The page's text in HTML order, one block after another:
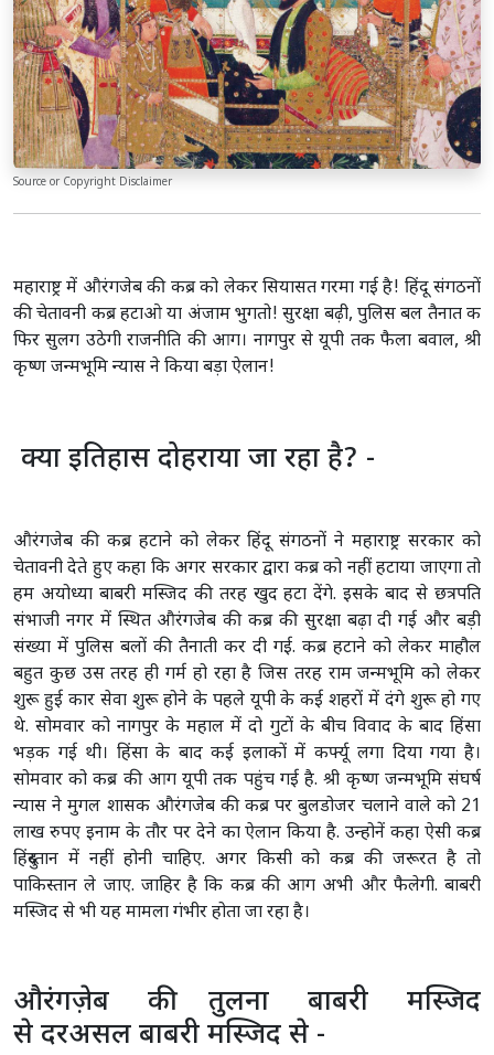
Source or Copyright Disclaimer
महाराष्ट्र में औरंगजेब की कब्र को लेकर सियासत गरमा गई है! हिंदू संगठनों
की चेतावनी कब्र हटाओ या अंजाम भुगतो! सुरक्षा बढ़ी, पुलिस बल तैनात क
फिर सुलग उठेगी राजनीति की आग। नागपुर से यूपी तक फैला बवाल, श्री
कृष्ण जन्मभूमि न्यास ने किया बड़ा ऐलान!
क्या इतिहास दोहराया जा रहा है? -
औरंगजेब की कब्र हटाने को लेकर हिंदू संगठनों ने महाराष्ट्र सरकार को
चेतावनी देते हुए कहा कि अगर सरकार द्वारा कब्र को नहीं हटाया जाएगा तो
हम अयोध्या बाबरी मस्जिद की तरह खुद हटा देंगे. इसके बाद से छत्रपति
संभाजी नगर में स्थित औरंगजेब की कब्र की सुरक्षा बढ़ा दी गई और बड़ी
संख्या में पुलिस बलों की तैनाती कर दी गई. कब्र हटाने को लेकर माहौल
बहुत कुछ उस तरह ही गर्म हो रहा है जिस तरह राम जन्मभूमि को लेकर
शुरू हुई कार सेवा शुरू होने के पहले यूपी के कई शहरों में दंगे शुरू हो गए
थे. सोमवार को नागपुर के महाल में दो गुटों के बीच विवाद के बाद हिंसा
भड़क गई थी। हिंसा के बाद कई इलाकों में कर्फ्यू लगा दिया गया है।
सोमवार को कब्र की आग यूपी तक पहुंच गई है. श्री कृष्ण जन्मभूमि संघर्ष
न्यास ने मुगल शासक औरंगजेब की कब्र पर बुलडोजर चलाने वाले को 21
लाख रुपए इनाम के तौर पर देने का ऐलान किया है. उन्होनें कहा ऐसी कब्र
हिंदुस्तान में नहीं होनी चाहिए. अगर किसी को कब्र की जरूरत है तो
पाकिस्तान ले जाए. जाहिर है कि कब्र की आग अभी और फैलेगी. बाबरी
मस्जिद से भी यह मामला गंभीर होता जा रहा है।
औरंगज़ेब की तुलना बाबरी मस्जिद
से दरअसल बाबरी मस्जिद से -